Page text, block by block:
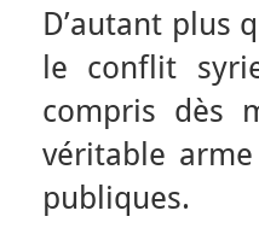
D’autant plus
le conflit
compris dès
véritable
publiques.